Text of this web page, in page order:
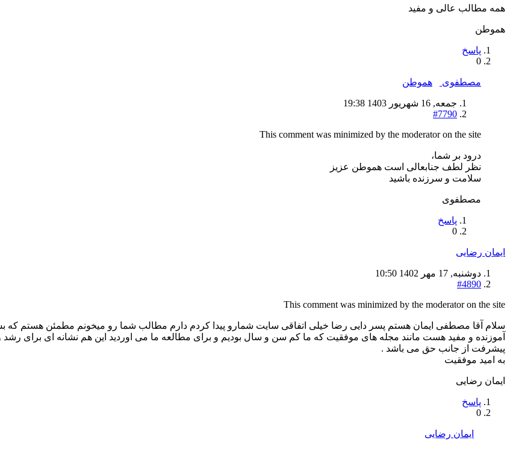
همه مطالب عالی و مفید
هموطن
پاسخ
0
مصطفوی هموطن
جمعه, 16 شهریور 1403 19:38
#7790
This comment was minimized by the moderator on the site
درود بر شما،
نظر لطف جنابعالی است هموطن عزیز
سلامت و سرزنده باشید
مصطفوی
پاسخ
0
ایمان رضایی
دوشنبه, 17 مهر 1402 10:50
#4890
This comment was minimized by the moderator on the site
سلام آقا مصطفی ایمان هستم پسر دایی رضا خیلی اتفاقی سایت شمارو پیدا کردم دارم مطالب شما رو میخونم مطمئن هستم که
آموزنده و مفید هست مانند مجله های موفقیت که ما کم سن و سال بودیم و برای مطالعه ما می اوردید این هم نشانه ای برای رشد
پیشرفت از جانب حق می باشد .
به امید موفقیت
ایمان رضایی
پاسخ
0
ایمان رضایی